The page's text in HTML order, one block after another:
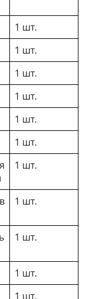
1 шт.
1 шт.
1 шт.
1 шт.
1 шт.
1 шт.
1 шт.
1 шт.
1 шт.
1 шт.
1 шт.